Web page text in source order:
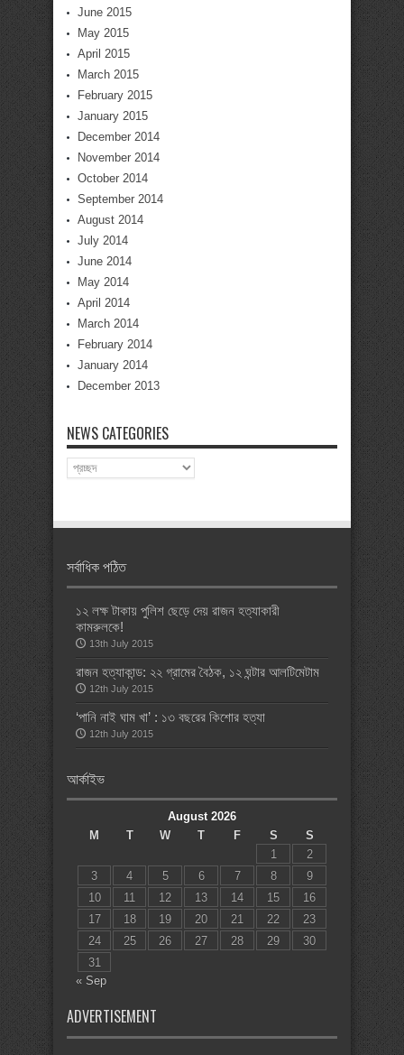
June 2015
May 2015
April 2015
March 2015
February 2015
January 2015
December 2014
November 2014
October 2014
September 2014
August 2014
July 2014
June 2014
May 2014
April 2014
March 2014
February 2014
January 2014
December 2013
NEWS CATEGORIES
News
Categories
সর্বাধিক পঠিত
১২ লক্ষ টাকায় পুলিশ ছেড়ে দেয় রাজন হত্যাকারী
কামরুলকে!
13th July 2015
রাজন হত্যাকান্ড: ২২ গ্রামের বৈঠক, ১২ ঘন্টার আলটিমেটাম
12th July 2015
‘পানি নাই ঘাম খা’ : ১৩ বছরের কিশোর হত্যা
12th July 2015
আর্কাইভ
August 2026
M
T W T F S
S
1
2
3
4 5 6 7 8
9
10
11 12 13 14 15
16
17
18 19 20 21 22
23
24
25 26 27 28 29
30
31
« Sep
ADVERTISEMENT